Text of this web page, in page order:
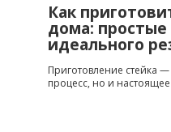
Как
дома:
идеального
Приготовление стейка
процесс, но и